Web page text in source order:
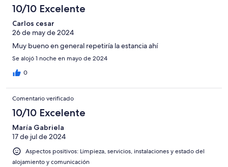
10/10 Excelente
Carlos cesar
26 de may de 2024
Muy bueno en general repetiría la estancia ahí
Se alojó 1 noche en mayo de 2024
0
Comentario verificado
10/10 Excelente
María Gabriela
17 de jul de 2024
Aspectos positivos: Limpieza, servicios, instalaciones y estado del
alojamiento y comunicación